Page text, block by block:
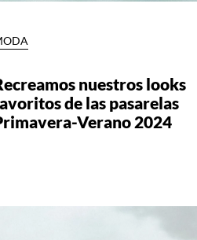
nuestros looks
de las pasarelas
Verano 2024